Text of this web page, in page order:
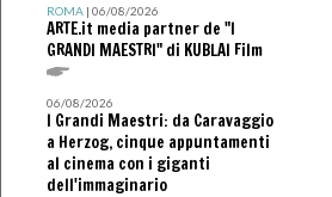
ROMA| 06/08/2026
ARTE.it media partner de "I
GRANDI MAESTRI" di KUBLAI Film
06/08/2026
I Grandi Maestri: da Caravaggio
a Herzog, cinque appuntamenti
al cinema con i giganti
dell'immaginario